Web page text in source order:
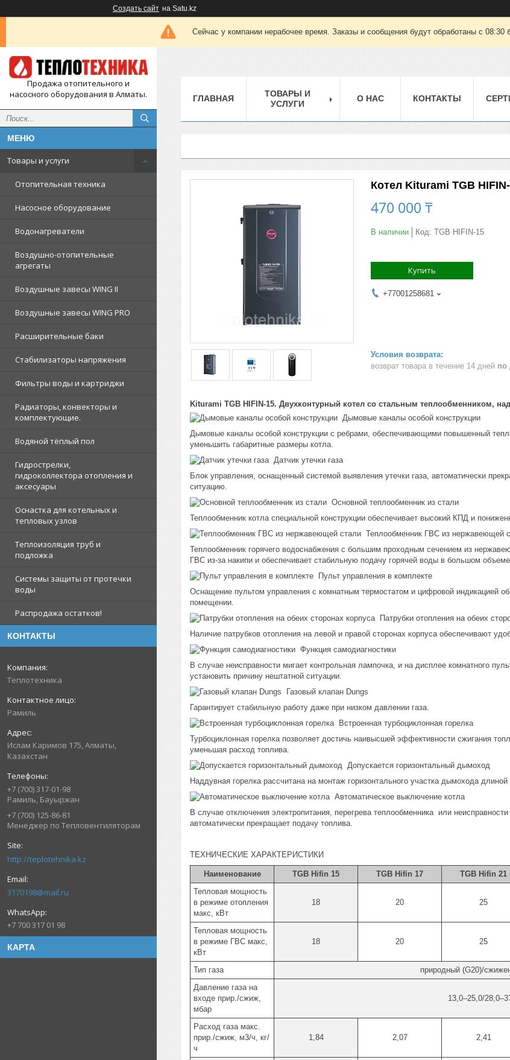
Создать сайт на Satu.kz
Сейчас у компании нерабочее время. Заказы и сообщения будут обработаны с 08:30
Продажа отопительного и
насосного оборудования в Алматы.
Товары и услуги
Отопительная техника
Насосное оборудование
Водонагреватели
Воздушно-отопительные
агрегаты
Воздушные завесы WING II
Воздушные завесы WING PRO
Расширительные баки
Стабилизаторы напряжения
Фильтры воды и картриджи
Радиаторы, конвекторы и
комплектующие.
Водяной тёплый пол
Гидрострелки,
гидроколлектора отопления и
аксесуары
Оснастка для котельных и
тепловых узлов
Теплоизоляция труб и
подложка
Системы защиты от протечки
воды
Распродажа остатков!
КОНТАКТЫ
Теплотехника
Рамиль
Ислам Каримов 175, Алматы,
Казахстан
+7 (700) 317-01-98
Рамиль, Бауыржан
+7 (700) 125-86-81
Менеджер по Тепловентиляторам
http://teplotehnika.kz
3170198@mail.ru
+7 700 317 01 98
КАРТА
ГЛАВНАЯ
ТОВАРЫ И
УСЛУГИ
О НАС КОНТАКТЫ
Котел Kiturami TGB
470 000 ₸
В наличии Код: TGB HIFIN-15
Купить
+77001258681
возврат товара в течение 14 дней по
Kiturami TGB HIFIN-15. Двухконтурный котел со стальным теплообменником,
Дымовые каналы особой конструкции
Дымовые каналы особой конструкции с ребрами, обеспечивающими повышенный
уменьшить габаритные размеры котла.
Датчик утечки газа
Блок управления, оснащенный системой выявления утечки газа, автоматически
ситуацию.
Основной теплообменник из стали
Теплообменник котла специальной конструкции обеспечивает высокий КПД и
Теплообменник ГВС из нержавеющей
Теплообменник горячего водоснабжения с большим проходным сечением из
ГВС из-за накипи и обеспечивает стабильную подачу горячей воды в большом объеме.
Пульт управления в комплекте
Оснащение пультом управления с комнатным термостатом и цифровой индикацией
помещении.
Патрубки отопления на обеих
Наличие патрубков отопления на левой и правой сторонах корпуса обеспечивают
Функция самодиагностики
В случае неисправности мигает контрольная лампочка, и на дисплее комнатного
установить причину нештатной ситуации.
Газовый клапан Dungs
Гарантирует стабильную работу даже при низком давлении газа.
Встроенная турбоциклонная горелка
Турбоциклонная горелка позволяет достичь наивысшей эффективности сжигания
уменьшая расход топлива.
Допускается горизонтальный дымоход
Наддувная горелка рассчитана на монтаж горизонтального участка дымохода
Автоматическое выключение котла
В случае отключения электропитания, перегрева теплообменника или
автоматически прекращает подачу топлива.
ТЕХНИЧЕСКИЕ ХАРАКТЕРИСТИКИ
Наименование TGB Hifin 15 TGB Hifin 17 TGB Hifin 21
Тепловая мощность
в режиме отопления
макс, кВт
18 20 25
Тепловая мощность
в режиме ГВС макс,
кВт
18 20 25
Тип газа
природный (G20)/
Давление газа на
входе прир./сжиж,
мбар
13,0–25,0/
Расход газа макс.
прир./сжиж, м3/ч, кг/
ч
1,84 2,07 2,41